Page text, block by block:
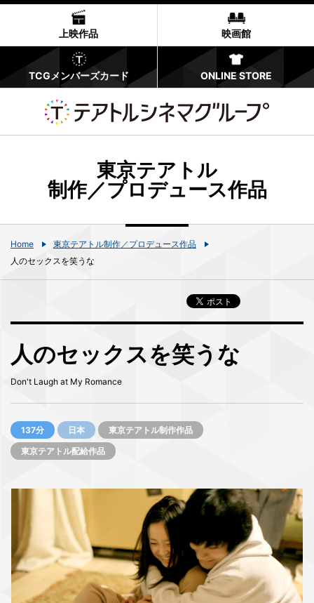
上映作品 映画館
TCGメンバーズカード ONLINE STORE
東京テアトル
制作／プロデュース作品
Home
東京テアトル制作／プロデュース作品
人のセックスを笑うな
人のセックスを笑うな
Don't Laugh at My Romance
137分 日本
東京テアトル制作作品
東京テアトル配給作品